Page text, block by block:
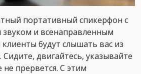
портативный спикерфон с
звуком и всенаправленным
будут слышать вас из
двигайтесь, указывайте
прервется. С этим